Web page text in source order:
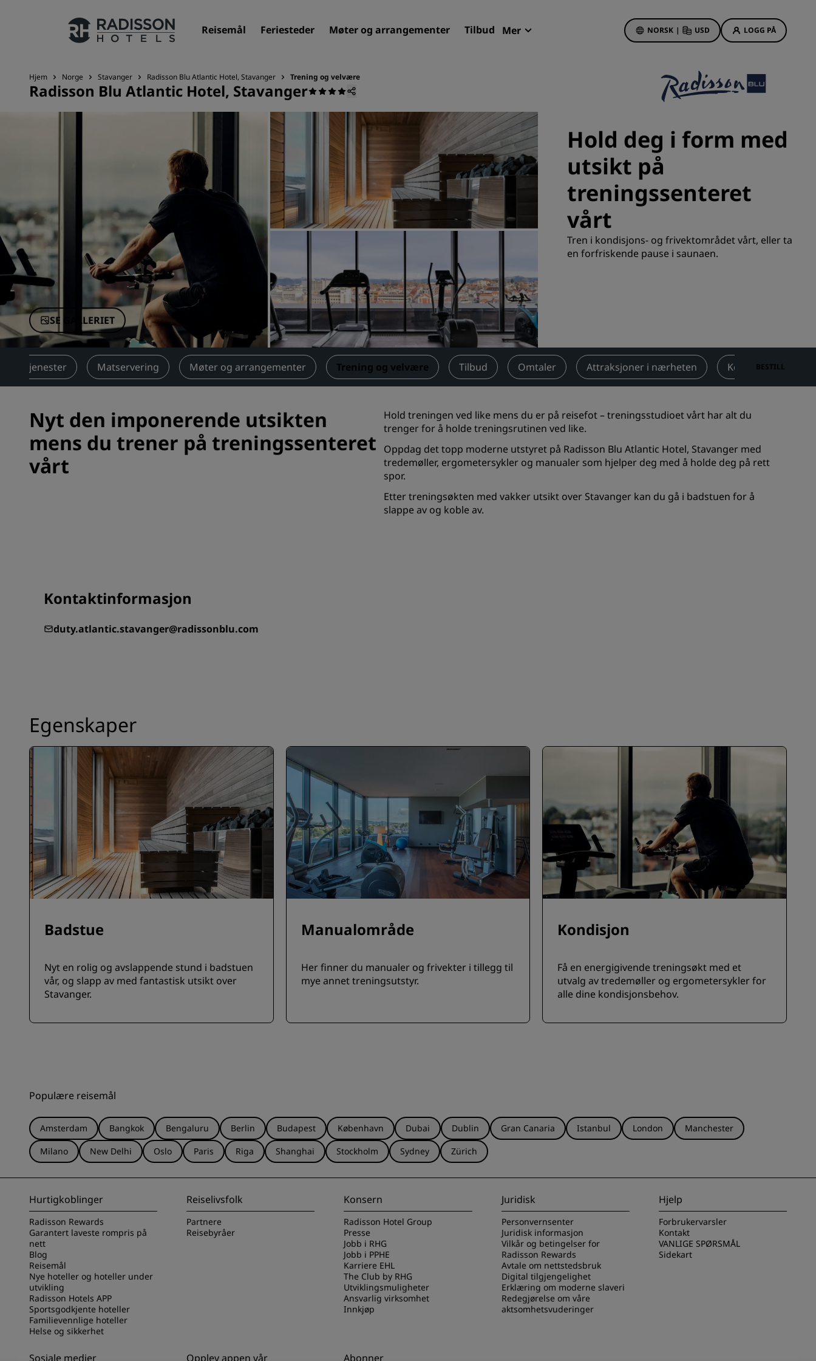
Reisemål Feriesteder Møter og arrangementer Tilbud Mer NORSK | USD LOGG PÅ
Merkevarene våre
Tilknyttede merker i Kina
Reisemål
Feriesteder
Betjente leiligheter
Flyplasshoteller
Nye og kommende hoteller
Møter og arrangementer
Bestill et møterom
Be om et tilbud
Arrangementsreisemål
Bransjeløsninger
Søk etter flyvninger
Søk etter flyvninger
Matservering
Søk etter en restaurant
Radisson Hotels-app
Hotelltilbud
Første gang er det ekstra
hyggelig
Deals of the Day
Bestill på forhånd
Se pakkene våre
Reiseideer
Forretningsreisende
Hoteller i sentrum
Oppdag Radisson Rewards
Gevinster
Slik bruker du poeng
Hjem Norge Stavanger Radisson Blu Atlantic Hotel, Stavanger Trening og velvære
Radisson Blu Atlantic Hotel, Stavanger
SE GALLERIET
Hold deg i form med
utsikt på
treningssenteret
vårt
Tren i kondisjons- og frivektområdet vårt, eller ta
en forfriskende pause i saunaen.
Tjenester Matservering Møter og arrangementer Trening og velvære Tilbud Omtaler Attraksjoner i nærheten KontaktBESTILL
Nyt den imponerende utsikten
mens du trener på treningssenteret
vårt
Hold treningen ved like mens du er på reisefot – treningsstudioet vårt har alt du
trenger for å holde treningsrutinen ved like.
Oppdag det topp moderne utstyret på Radisson Blu Atlantic Hotel, Stavanger med
tredemøller, ergometersykler og manualer som hjelper deg med å holde deg på rett
spor.
Etter treningsøkten med vakker utsikt over Stavanger kan du gå i badstuen for å
slappe av og koble av.
Kontaktinformasjon
duty.atlantic.stavanger@radissonblu.com
Egenskaper
Badstue
Nyt en rolig og avslappende stund i badstuen
vår, og slapp av med fantastisk utsikt over
Stavanger.
Manualområde
Her finner du manualer og frivekter i tillegg til
mye annet treningsutstyr.
Kondisjon
Få en energigivende treningsøkt med et
utvalg av tredemøller og ergometersykler for
alle dine kondisjonsbehov.
Populære reisemål
Amsterdam Bangkok Bengaluru Berlin Budapest København Dubai Dublin Gran Canaria Istanbul London
Manchester
Milano
New Delhi Oslo Paris Riga Shanghai Stockholm Sydney Zürich
Hurtigkoblinger
Radisson Rewards
Garantert laveste rompris på
nett
Blog
Reisemål
Nye hoteller og hoteller under
utvikling
Radisson Hotels APP
Sportsgodkjente hoteller
Familievennlige hoteller
Helse og sikkerhet
Reiselivsfolk
Partnere
Reisebyråer
Konsern
Radisson Hotel Group
Presse
Jobb i RHG
Jobb i PPHE
Karriere EHL
The Club by RHG
Utviklingsmuligheter
Ansvarlig virksomhet
Innkjøp
Juridisk
Personvernsenter
Juridisk informasjon
Vilkår og betingelser for
Radisson Rewards
Avtale om nettstedsbruk
Digital tilgjengelighet
Erklæring om moderne slaveri
Redegjørelse om våre
aktsomhetsvuderinger
Hjelp
Forbrukervarsler
Kontakt
VANLIGE SPØRSMÅL
Sidekart
Sosiale medier Opplev appen vår Abonner